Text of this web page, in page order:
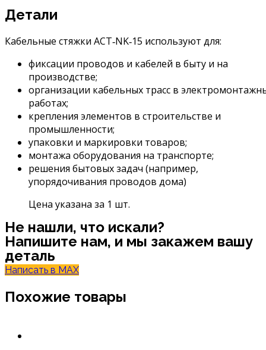
Детали
Кабельные стяжки ACT‑NK‑15 используют для:
фиксации проводов и кабелей в быту и на
производстве;
организации кабельных трасс в
работах;
крепления элементов в строительстве и
промышленности;
упаковки и маркировки товаров;
монтажа оборудования на транспорте;
решения бытовыхзадач (например,
упорядочивания проводов дома)
Цена указана за 1 шт.
Не нашли, что искали?
Напишите нам, и мы закажем вашу
деталь
Написать в MAX
Похожие товары